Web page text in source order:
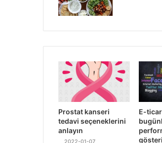
Prostat kanseri
tedavi seçeneklerini
anlayın
2022-01-07
E-